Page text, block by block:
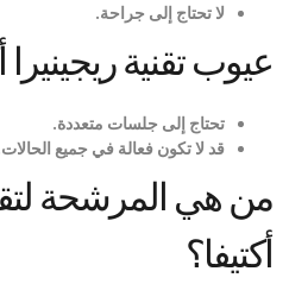
لا تحتاج إلى جراحة.
عيوب تقنية ريجينيرا
تحتاج إلى جلسات متعددة.
قد لا تكون فعالة في جميع الحالات
من هي المرشحة
أكتيفا؟